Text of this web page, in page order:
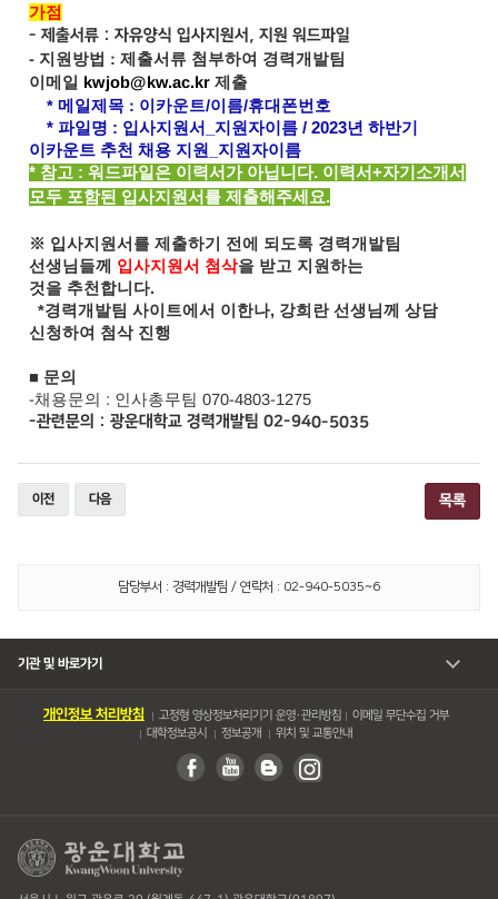
가점
- 제출서류 : 자유양식 입사지원서, 지원 워드파일
- 지원방법 :제출서류 첨부하여 경력개발팀
이메일 kwjob@kw.ac.kr 제출
*메일제목 : 이카운트/이름/휴대폰번호
* 파일명 : 입사지원서_지원자이름 / 2023년 하반기
이카운트 추천 채용 지원_지원자이름
* 참고 : 워드파일은 이력서가 아닙니다. 이력서+자기소개서
모두 포함된 입사지원서를 제출해주세요.
※ 입사지원서를 제출하기 전에 되도록 경력개발팀
선생님들께 입사지원서 첨삭을 받고 지원하는
것을 추천합니다.
*경력개발팀 사이트에서 이한나, 강희란 선생님께 상담
신청하여 첨삭 진행
■ 문의
-채용문의 : 인사총무팀 070-4803-1275
-관련문의 :광운대학교 경력개발팀02-940-5035
이전 다음 목록
담당부서 : 경력개발팀 / 연락처 : 02-940-5035~6
기관 및 바로가기
개인정보 처리방침 고정형 영상정보처리기기 운영・관리방침
이메일 무단수집 거부
대학정보공시
정보공개 위치 및 교통안내